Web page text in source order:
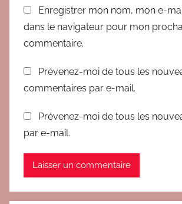
Enregistrer mon nom, mon e-
dans le navigateur pour mon
commentaire.
Prévenez-moi de tous les
commentaires par e-mail.
Prévenez-moi de tous les
par e-mail.